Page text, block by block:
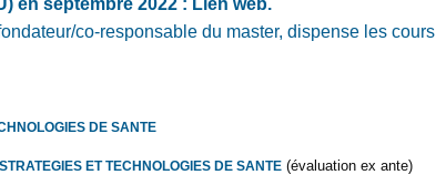
en septembre 2022 : Lien web.
co-responsable du master, dispense les cours
DE SANTE
ET TECHNOLOGIES DE SANTE(évaluation ex ante)